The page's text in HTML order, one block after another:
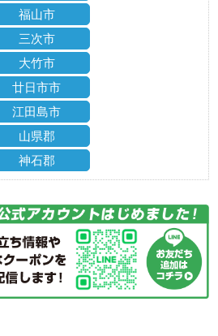
福山市
三次市
大竹市
廿日市市
江田島市
山県郡
神石郡